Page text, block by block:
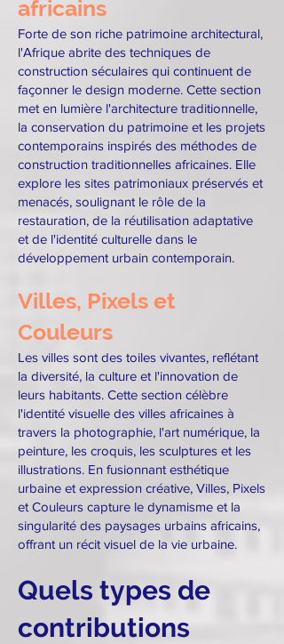
africains
Forte de son riche patrimoine architectural,
l'Afrique abrite des techniques de
construction séculaires qui continuent de
façonner le design moderne. Cette section
met en lumière l'architecture traditionnelle,
la conservation du patrimoine et les projets
contemporains inspirés des méthodes de
construction traditionnelles africaines. Elle
explore les sites patrimoniaux préservés et
menacés, soulignant le rôle de la
restauration, de la réutilisation adaptative
et de l'identité culturelle dans le
développement urbain contemporain.
Villes, Pixels et
Couleurs
Les villes sont des toiles vivantes, reflétant
la diversité, la culture et l'innovation de
leurs habitants. Cette section célèbre
l'identité visuelle des villes africaines à
travers la photographie, l'art numérique, la
peinture, les croquis, les sculptures et les
illustrations. En fusionnant esthétique
urbaine et expression créative, Villes, Pixels
et Couleurs capture le dynamisme et la
singularité des paysages urbains africains,
offrant un récit visuel de la vie urbaine.
Quels types de
contributions